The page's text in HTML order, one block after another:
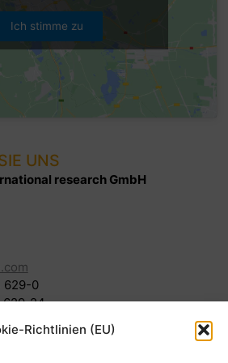
Richtlinien (EU)
Ich stimme zu
UNS
research GmbH
629-0
629-24
uns: